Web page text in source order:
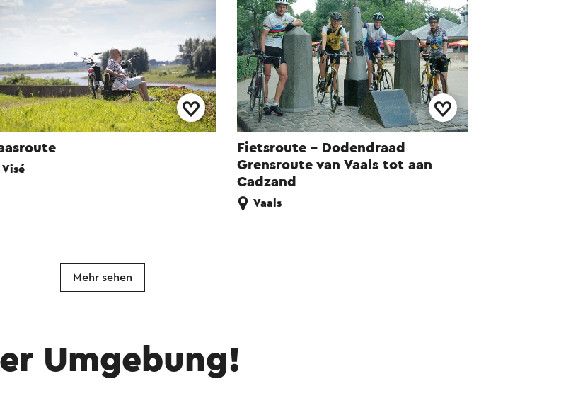
Visé
Fietsroute - Dodendraad
Grensroute van Vaals tot aan
Cadzand
Vaals
Mehr sehen
Umgebung!